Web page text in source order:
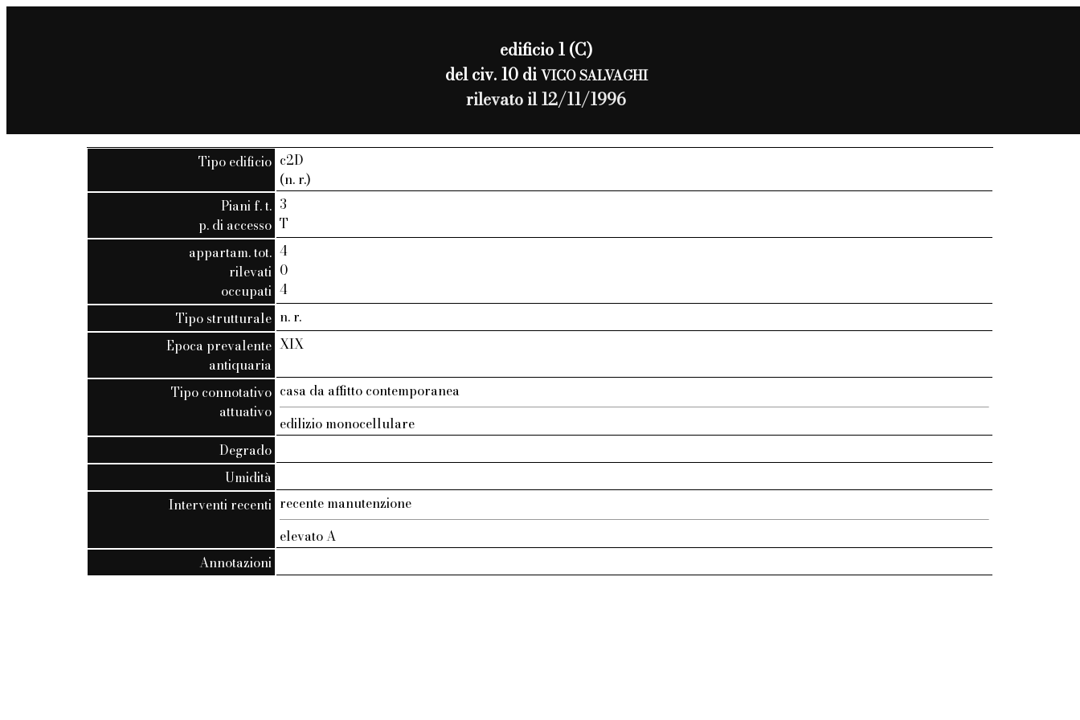
edificio 1 (C)
del civ. 10 diVICO SALVAGHI
rilevato il 12/11/1996
Tipo edificio c2D
(n. r.)
Piani f. t.
p. di accesso
3
T
appartam. tot.
rilevati
occupati
4
0
4
Tipo strutturale n. r.
Epoca prevalente
antiquaria
XIX
Tipo connotativo
attuativo
casa da affitto contemporanea
edilizio monocellulare
Degrado
Umidità
Interventi recenti recente manutenzione
elevato A
Annotazioni